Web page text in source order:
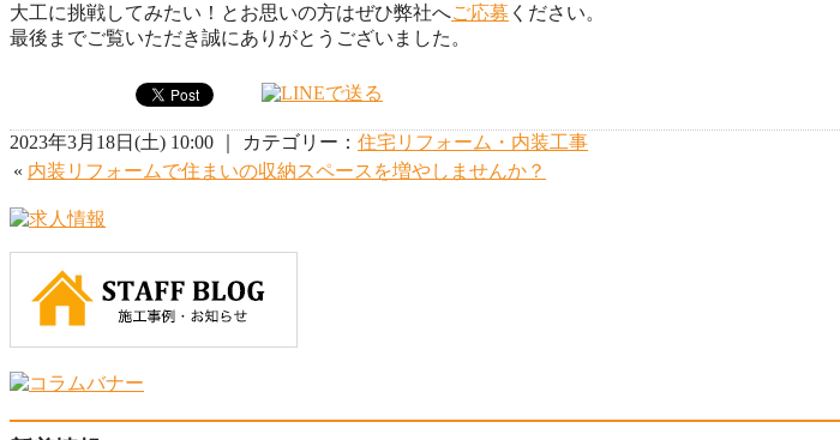
大工に挑戦してみたい！とお思いの方はぜひ弊社へご応募 ください。
最後までご覧いただき誠にありがとうございました。
2023年3月18日(土) 10:00 ｜ カテゴリー： 住宅リフォーム・内装工事
« 内装リフォームで住まいの収納スペースを増やしませんか？